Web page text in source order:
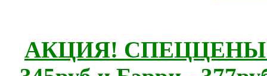
АКЦИЯ! СПЕЦЦЕНЫ